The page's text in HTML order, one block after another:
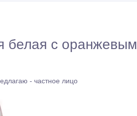
белая с оранжевым
- частное лицо